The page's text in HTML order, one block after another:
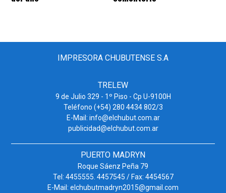
IMPRESORA CHUBUTENSE S.A
TRELEW
9 de Julio 329 - 1º Piso - Cp U-9100H
Teléfono (+54) 280 4434 802/3
E-Mail: info@elchubut.com.ar
publicidad@elchubut.com.ar
PUERTO MADRYN
Roque Sáenz Peña 79
Tel: 4455555. 4457545 / Fax: 4454567
E-Mail: elchubutmadryn2015@gmail.com